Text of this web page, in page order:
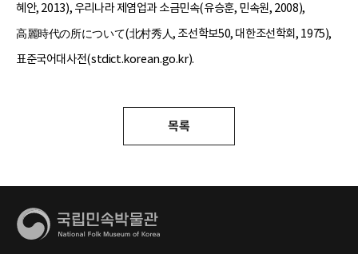
혜안, 2013), 우리나라 제염업과 소금민속(유승훈, 민속원, 2008),
高麗時代の所について(北村秀人, 조선학보50, 대한조선학회, 1975),
표준국어대사전(stdict.korean.go.kr).
목록